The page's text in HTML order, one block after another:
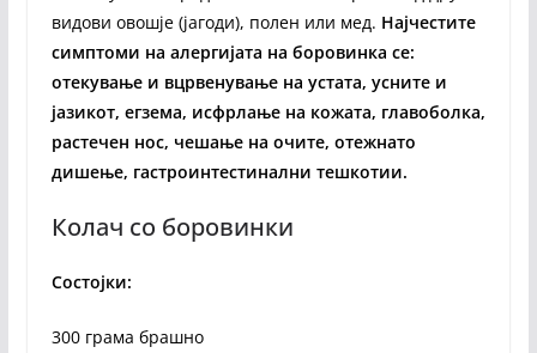
видови овошје (јагоди), полен или мед. Најчестите
симптоми на алергијата на боровинка се:
отекување и вцрвенување на устата, усните и
јазикот, егзема, исфрлање на кожата, главоболка,
растечен нос, чешање на очите, отежнато
дишење, гастроинтестинални тешкотии.
Колач со боровинки
Состојки:
300 грама брашно